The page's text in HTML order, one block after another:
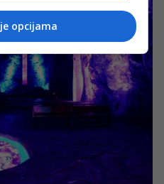
opcijama